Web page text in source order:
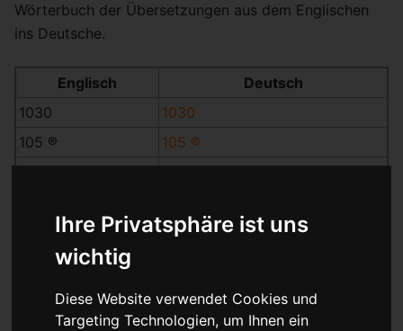
Ihre Privatsphäre ist uns
wichtig
Diese Website verwendet Cookies und
Targeting Technologien, um Ihnen ein
Wörterbuch der Übersetzungen aus dem Englischen
ins Deutsche.
Englisch
Deutsch
1030
1030
105 ®
105 ®
26 Inch
26 Zoll
27 Inch
27five
27 Fünf
28 Inch
28 Zoll